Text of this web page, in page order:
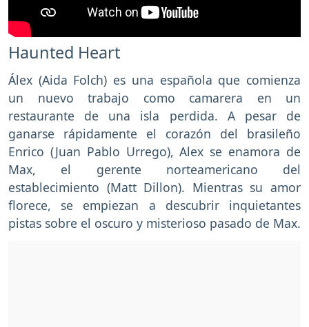
Haunted Heart
Álex (Aida Folch) es una española que comienza
un nuevo trabajo como camarera en un
restaurante de una isla perdida. A pesar de
ganarse rápidamente el corazón del brasileño
Enrico (Juan Pablo Urrego), Alex se enamora de
Max, el gerente norteamericano del
establecimiento (Matt Dillon). Mientras su amor
florece, se empiezan a descubrir inquietantes
pistas sobre el oscuro y misterioso pasado de Max.